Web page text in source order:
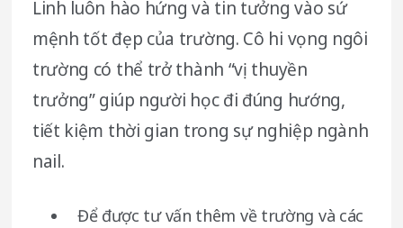
Linh luôn hào hứng và tin tưởng vào sứ
mệnh tốt đẹp của trường. Cô hi vọng ngôi
trường có thể trở thành “vị thuyền
trưởng” giúp người học đi đúng hướng,
tiết kiệm thời gian trong sự nghiệp ngành
nail.
Để được tư vấn thêm về trường và các